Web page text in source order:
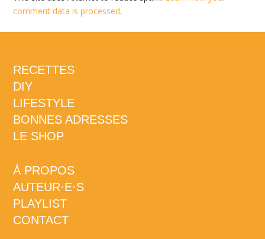
comment data is processed.
RECETTES
DIY
LIFESTYLE
BONNES ADRESSES
LE SHOP
À PROPOS
AUTEUR·E·S
PLAYLIST
CONTACT